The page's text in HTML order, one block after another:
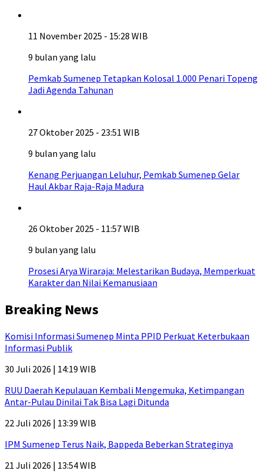
11 November 2025 - 15:28 WIB
9 bulan yang lalu
Pemkab Sumenep Tetapkan Kolosal 1.000 Penari Topeng
Jadi Agenda Tahunan
27 Oktober 2025 - 23:51 WIB
9 bulan yang lalu
Kenang Perjuangan Leluhur, Pemkab Sumenep Gelar
Haul Akbar Raja-Raja Madura
26 Oktober 2025 - 11:57 WIB
9 bulan yang lalu
Prosesi Arya Wiraraja: Melestarikan Budaya, Memperkuat
Karakter dan Nilai Kemanusiaan
Breaking News
Komisi Informasi Sumenep Minta PPID Perkuat Keterbukaan
Informasi Publik
30 Juli 2026 | 14:19 WIB
RUU Daerah Kepulauan Kembali Mengemuka, Ketimpangan
Antar-Pulau Dinilai Tak Bisa Lagi Ditunda
22 Juli 2026 | 13:39 WIB
IPM Sumenep Terus Naik, Bappeda Beberkan Strateginya
21 Juli 2026 | 13:54 WIB